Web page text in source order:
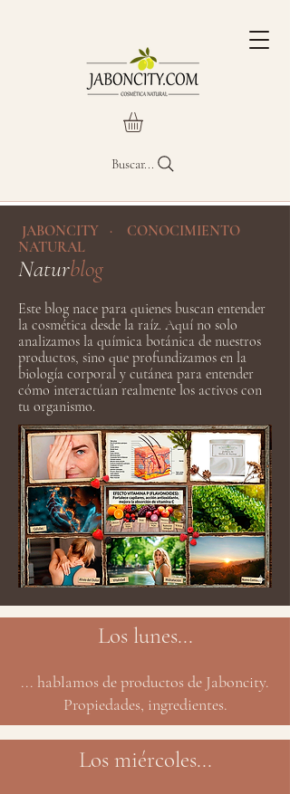
Buscar...
JABONCITY · CONOCIMIENTO
NATURAL
Naturblog
Este blog nace para quienes buscan entender
la cosmética desde la raíz. Aquí no solo
analizamos la química botánica de nuestros
productos, sino que profundizamos en la
biología corporal y cutánea para entender
cómo interactúan realmente los activos con
tu organismo.
Los lunes...
... hablamos de productos de Jaboncity.
Propiedades, ingredientes.
Los miércoles...